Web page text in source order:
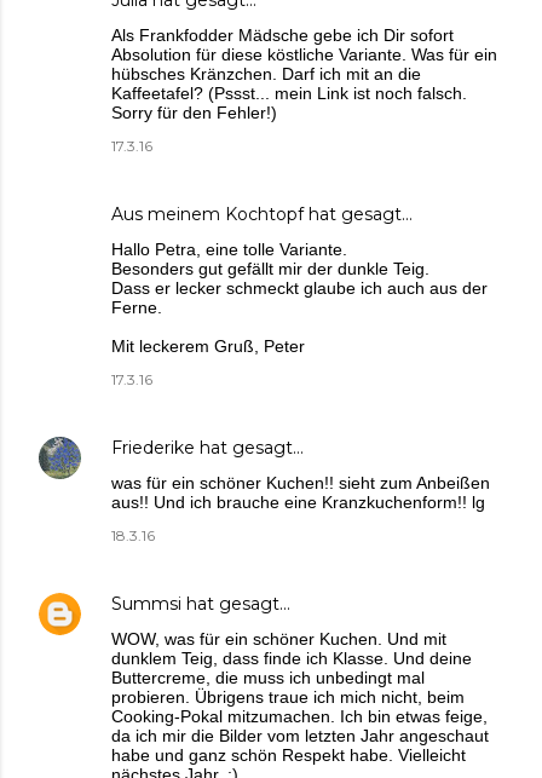
Als Frankfodder Mädsche gebe ich Dir sofort
Absolution für diese köstliche Variante. Was für ein
hübsches Kränzchen. Darf ich mit an die
Kaffeetafel? (Pssst... mein Link ist noch falsch.
Sorry für den Fehler!)
17.3.16
Aus meinem Kochtopfhat gesagt…
Hallo Petra, eine tolle Variante.
Besonders gut gefällt mir der dunkle Teig.
Dass er lecker schmeckt glaube ich auch aus der
Ferne.
Mit leckerem Gruß, Peter
17.3.16
Friederike hat gesagt…
was für ein schöner Kuchen!! sieht zum Anbeißen
aus!! Und ich brauche eine Kranzkuchenform!! lg
18.3.16
Summsi hat gesagt…
WOW, was für ein schöner Kuchen. Und mit
dunklem Teig, dass finde ich Klasse. Und deine
Buttercreme, die muss ich unbedingt mal
probieren. Übrigens traue ich mich nicht, beim
Cooking-Pokal mitzumachen. Ich bin etwas feige,
da ich mir die Bilder vom letzten Jahr angeschaut
habe und ganz schön Respekt habe. Vielleicht